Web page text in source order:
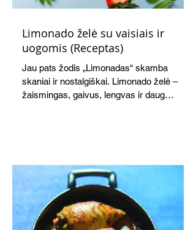
Limonado želė su vaisiais ir
uogomis (Receptas)
Jau pats žodis „Limonadas“ skamba
skaniai ir nostalgiškai. Limonado želė –
žaismingas, gaivus, lengvas ir daug